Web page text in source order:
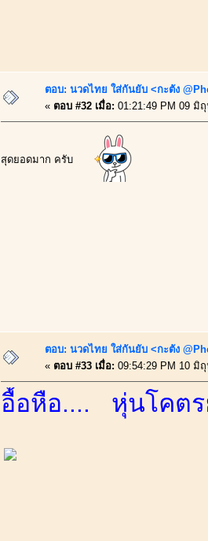
ตอบ: นวดไทย ใส่กันยับ <กะตัง
« ตอบ #32 เมื่อ: 01:21:49 PM 09 มิ
สุดยอดมาก ครับ
ตอบ: นวดไทย ใส่กันยับ <กะตัง
« ตอบ #33 เมื่อ: 09:54:29 PM 10 มิ
อื้อหือ.... หุ่นโคตร